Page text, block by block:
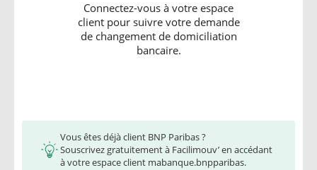
Connectez-vous à votre espace
client pour suivre votre demande
de changement de domiciliation
bancaire.
Vous êtes déjà client BNP Paribas ?
Souscrivez gratuitement à Facilimouv’ en accédant
à votre espace client mabanque.bnpparibas.